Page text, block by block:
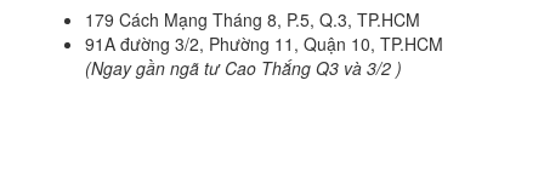
179 Cách Mạng Tháng 8, P.5, Q.3, TP.HCM
91A đường 3/2, Phường 11, Quận 10, TP.HCM
(Ngay gần ngã tư Cao Thắng Q3 và 3/2 )